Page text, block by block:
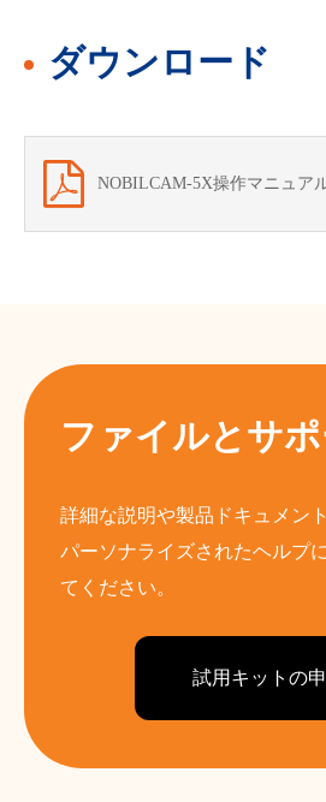
ダウンロード
NOBILCAM-5X操作マニュア
ファイルとサポ
詳細な説明や製品ドキュメン
パーソナライズされたヘルプ
てください。
試用キットの